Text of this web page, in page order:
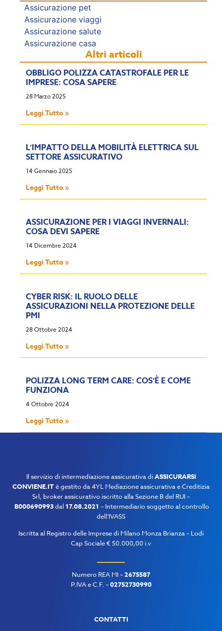
Assicurazione pet
Assicurazione viaggi
Assicurazione salute
Assicurazione casa
Altri articoli
OBBLIGO POLIZZA CATASTROFALE PER LE
IMPRESE: COSA SAPERE
28 Marzo 2025
Leggi Tutto »
L’IMPATTO DELLA MOBILITÀ ELETTRICA SUL
SETTORE ASSICURATIVO
14 Gennaio 2025
Leggi Tutto »
ASSICURAZIONE PER I VIAGGI INVERNALI:
COSA DEVI SAPERE
14 Dicembre 2024
Leggi Tutto »
CYBER RISK: IL RUOLO DELLE
ASSICURAZIONI NELLA PROTEZIONE DELLE
PMI
28 Ottobre 2024
Leggi Tutto »
POLIZZA LONG TERM CARE: COS’È E COME
FUNZIONA
4 Ottobre 2024
Leggi Tutto »
Il servizio di intermediazione assicurativa diASSICURARSI
CONVIENE.ITè gestito da 4YL Mediazione assicurativa e Creditizia
Srl, broker assicurativo iscritto alla Sezione B del RUI –
B000690993dal17.08.2021 – Intermediario soggetto al controllo
dell’IVASS
Iscritta al Registro delle Imprese di Milano Monza Brianza – Lodi
Cap Sociale € 50.000,00 i.v
Numero REA MI –2675587
P.IVA e C.F. –02752730990
CONTATTI